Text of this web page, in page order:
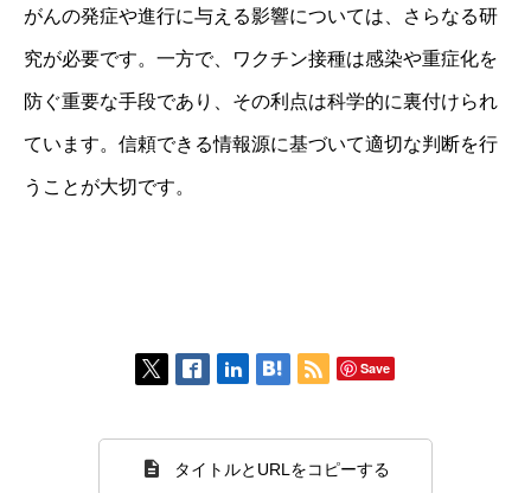
がんの発症や進行に与える影響については、さらなる研
究が必要です。一方で、ワクチン接種は感染や重症化を
防ぐ重要な手段であり、その利点は科学的に裏付けられ
ています。信頼できる情報源に基づいて適切な判断を行
うことが大切です。
Save
タイトルとURLをコピーする